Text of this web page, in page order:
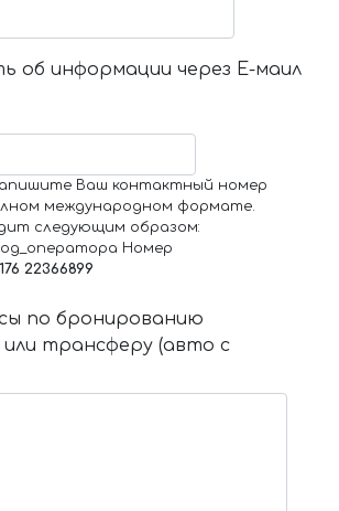
об информации через Е-маил
Ваш контактный номер
международном формате.
следующим образом:
Номер
22366899
по бронированию
трансферу (авто с